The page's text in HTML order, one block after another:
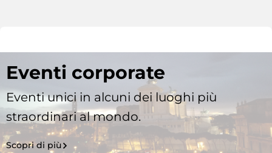
Eventi corporate
Eventi unici in alcuni dei luoghi più
straordinari al mondo.
Scopri di più